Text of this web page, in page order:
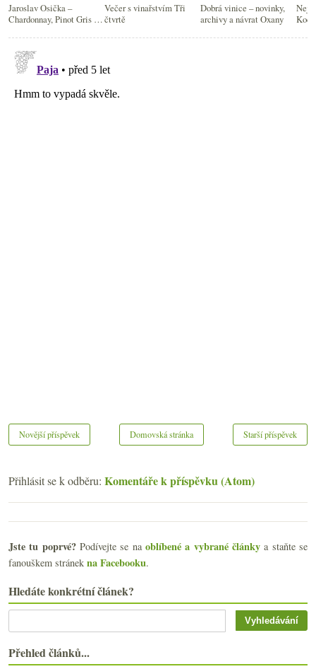
Jaroslav Osička –
Chardonnay, Pinot Gris a
Bílovic
Večer s vinařstvím Tři
čtvrtě
Dobrá vinice – novinky,
archivy a návrat Oxany
Novější příspěvek Starší příspěvek
Domovská stránka
Přihlásit se k odběru: Komentáře k příspěvku (Atom)
Jste tu poprvé?Podívejte se naoblíbené a vybrané články a staňte se
fanouškem stránek na Facebooku.
Hledáte konkrétní článek?
Přehled článků...